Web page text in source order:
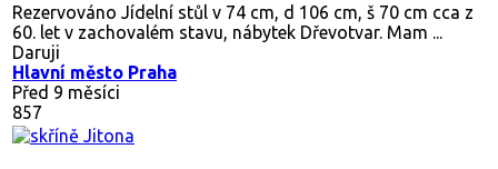
Rezervováno Jídelní stůl v 74 cm, d 106 cm, š 70 cm cca z
60. let v zachovalém stavu, nábytek Dřevotvar. Mam ...
Daruji
Hlavní město Praha
Před 9 měsíci
857